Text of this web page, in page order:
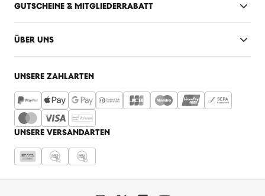
GUTSCHEINE & MITGLIEDERRABATT
ÜBER UNS
UNSERE ZAHLARTEN
UNSERE VERSANDARTEN